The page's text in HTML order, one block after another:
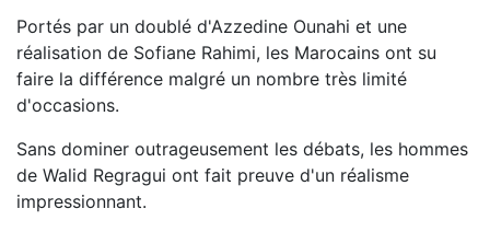
Portés par un doublé d'Azzedine Ounahi et une
réalisation de Sofiane Rahimi, les Marocains ont su
faire la différence malgré un nombre très limité
d'occasions.
Sans dominer outrageusement les débats, les hommes
de Walid Regragui ont fait preuve d'un réalisme
impressionnant.